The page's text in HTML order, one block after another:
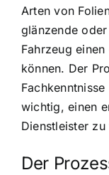
Arten von
glänzende
Fahrzeug
können. Der
wichtig, einen
Dienstleister zu
Der